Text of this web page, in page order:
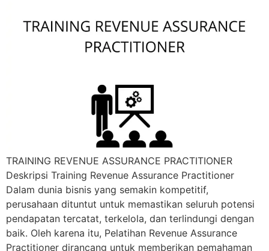
TRAINING REVENUE ASSURANCE PRACTITIONER
Deskripsi Training Revenue Assurance Practitioner
Dalam dunia bisnis yang semakin kompetitif,
perusahaan dituntut untuk memastikan seluruh potensi
pendapatan tercatat, terkelola, dan terlindungi dengan
baik. Oleh karena itu, Pelatihan Revenue Assurance
Practitioner dirancang untuk memberikan pemahaman